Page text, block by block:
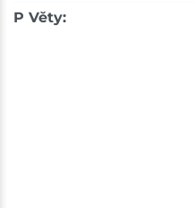
P Věty: